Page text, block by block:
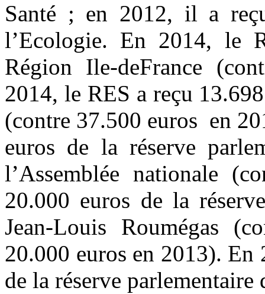
Santé ; en 2012, il a
l’Ecologie. En 2014, le
Région Ile-deFrance
2014, le RES a reçu
(contre 37.500 euros en
euros de la réserve
l’Assemblée nationale
20.000 euros de la
Jean-Louis Roumégas
20.000 euros en 2013). En
de la réserve